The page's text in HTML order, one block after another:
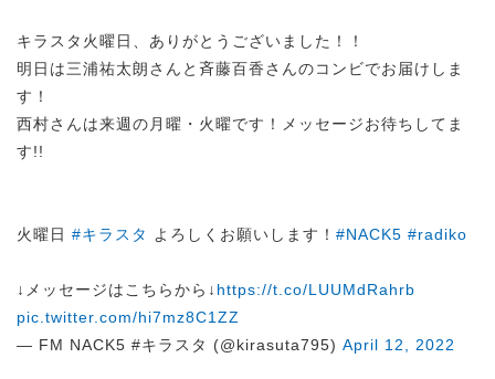
キラスタ火曜日、ありがとうございました！！
明日は三浦祐太朗さんと斉藤百香さんのコンビでお届けしま
す！
西村さんは来週の月曜・火曜です！メッセージお待ちしてま
す!!
火曜日 #キラスタ よろしくお願いします！ #NACK5 #radiko
↓メッセージはこちらから↓ https://t.co/LUUMdRahrb
pic.twitter.com/hi7mz8C1ZZ
— FM NACK5 #キラスタ (@kirasuta795) April 12, 2022